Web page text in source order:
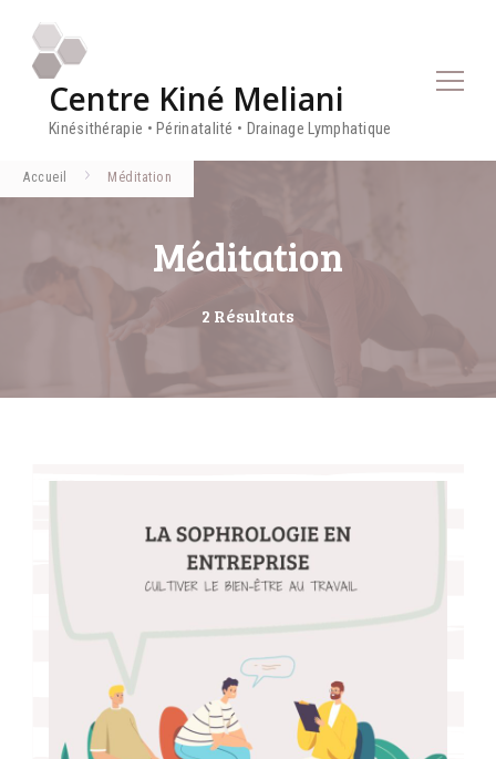
Centre Kiné Meliani
Kinésithérapie • Périnatalité • Drainage Lymphatique
Accueil Méditation
Méditation
2 Résultats